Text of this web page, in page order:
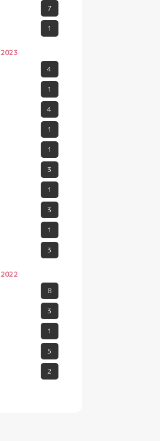
7
1
2023
4
1
4
1
1
3
1
3
1
3
2022
8
3
1
5
2